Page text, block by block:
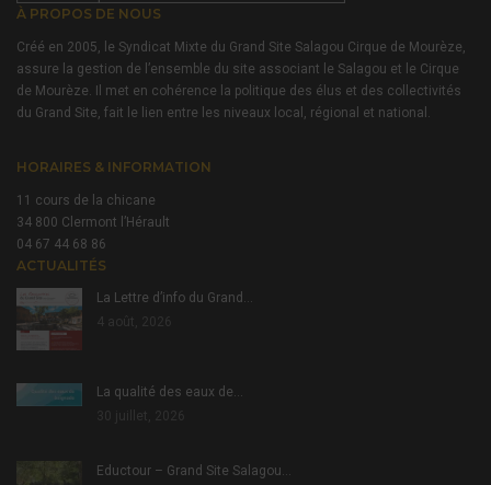
À PROPOS DE NOUS
Créé en 2005, le Syndicat Mixte du Grand Site Salagou Cirque de Mourèze,
assure la gestion de l’ensemble du site associant le Salagou et le Cirque
de Mourèze. Il met en cohérence la politique des élus et des collectivités
du Grand Site, fait le lien entre les niveaux local, régional et national.
HORAIRES & INFORMATION
11 cours de la chicane
34 800 Clermont l’Hérault
04 67 44 68 86
ACTUALITÉS
La Lettre d’info du Grand…
La qualité des eaux de…
Eductour – Grand Site Salagou…